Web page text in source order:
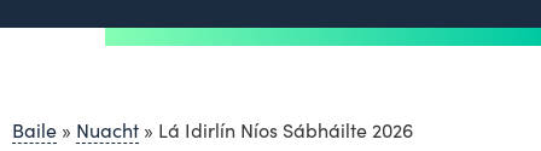
Baile » Nuacht » Lá Idirlín Níos Sábháilte 2026